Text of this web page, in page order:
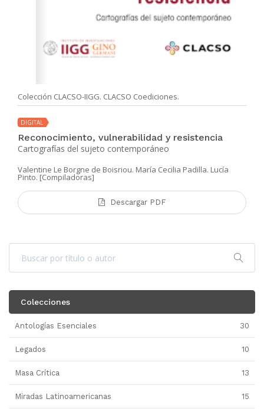
Colección CLACSO-IIGG. CLACSO Coediciones.
DIGITAL
Reconocimiento, vulnerabilidad y resistencia
Cartografías del sujeto contemporáneo
Valentine Le Borgne de Boisriou. María Cecilia Padilla. Lucía
Pinto. [Compiladoras]
Descargar PDF
Colecciones
Antologías Esenciales 30
Legados 10
Masa Crítica 13
Miradas Latinoamericanas 15